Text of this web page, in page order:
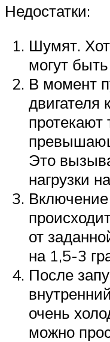
Недостатки:
Шумят.
могут
В момент
двигателя
протекают
Это
нагрузки
от
на 1,5-3
После
очень
можно